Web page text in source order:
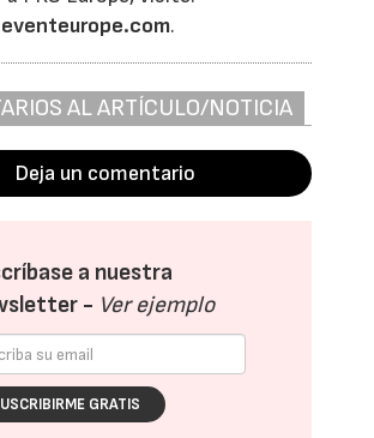
.
AL ARTÍCULO/NOTICIA
Deja un comentario
a nuestra
- Ver ejemplo
GRATIS